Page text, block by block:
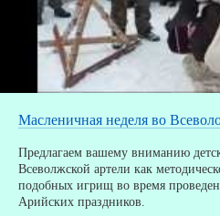
Масленичная неделя во
Предлагаем вашему вниманию
Всеволжской артели как
подобных игрищ во время
Арийских праздников.